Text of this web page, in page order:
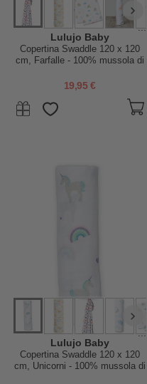
...
Lulujo Baby
Copertina Swaddle 120 x 120
cm, Farfalle - 100% mussola di
19,95 €
...
Lulujo Baby
Copertina Swaddle 120 x 120
cm, Unicorni - 100% mussola di